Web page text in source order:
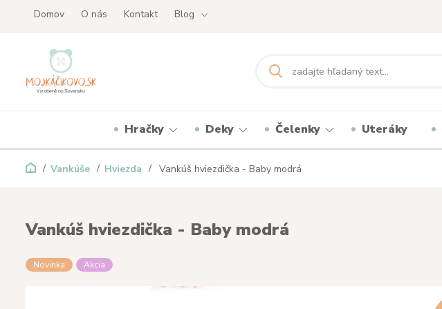
Domov O nás Kontakt Blog
Hračky Deky Čelenky Uteráky
Vankúše Hviezda Vankúš hviezdička - Baby modrá
Vankúš hviezdička - Baby modrá
Novinka Akcia